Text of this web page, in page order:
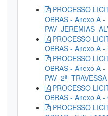
PROCESSO
OBRAS - Anexo A -
PROCESSO
OBRAS - Anexo A -
PROCESSO
OBRAS - Anexo A -
PROCESSO
OBRAS - Anexo A -
PROCESSO